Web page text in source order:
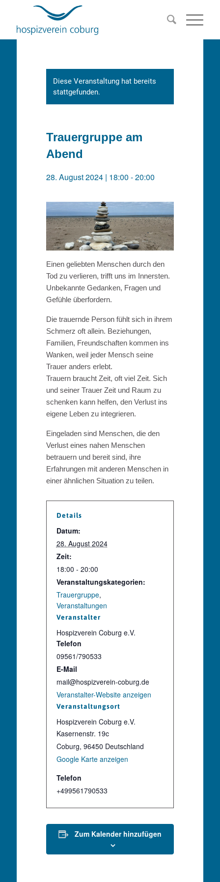
Diese Veranstaltung hat bereits
stattgefunden.
Trauergruppe am
Abend
28. August 2024 | 18:00 -20:00
Einen geliebten Menschen durch den
Tod zu verlieren, trifft uns im Innersten.
Unbekannte Gedanken, Fragen und
Gefühle überfordern.
Die trauernde Person fühlt sich in ihrem
Schmerz oft allein. Beziehungen,
Familien, Freundschaften kommen ins
Wanken, weil jeder Mensch seine
Trauer anders erlebt.
Trauern braucht Zeit, oft viel Zeit. Sich
und seiner Trauer Zeit und Raum zu
schenken kann helfen, den Verlust ins
eigene Leben zu integrieren.
Eingeladen sind Menschen, die den
Verlust eines nahen Menschen
betrauern und bereit sind, ihre
Erfahrungen mit anderen Menschen in
einer ähnlichen Situation zu teilen.
Details
Datum:
28. August 2024
Zeit:
18:00 - 20:00
Veranstaltungskategorien:
Trauergruppe,
Veranstaltungen
Veranstaltungsort
Hospizverein Coburg e.V.
Kasernenstr. 19c
Coburg, 96450 Deutschland
Google Karte anzeigen
Telefon
+499561790533
Veranstalter
Hospizverein Coburg e.V.
Telefon
09561/790533
E-Mail
mail@hospizverein-coburg.de
Veranstalter-Website anzeigen
Zum Kalender hinzufügen